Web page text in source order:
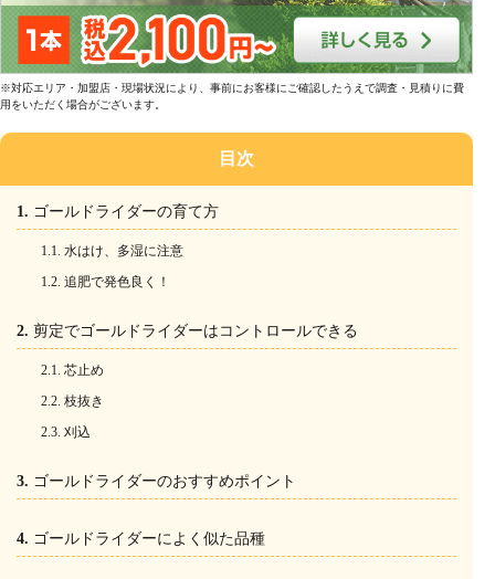
※対応エリア・加盟店・現場状況により、事前にお客様にご確認したうえで調査・見積りに費
用をいただく場合がございます。
目次
ゴールドライダーの育て方
水はけ、多湿に注意
追肥で発色良く！
剪定でゴールドライダーはコントロールできる
芯止め
枝抜き
刈込
ゴールドライダーのおすすめポイント
ゴールドライダーによく似た品種